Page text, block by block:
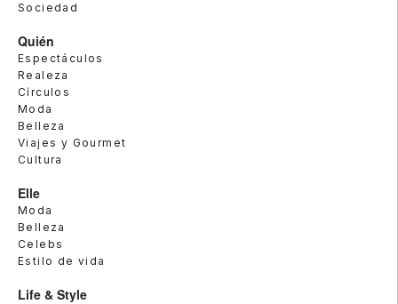
Sociedad
Quién
Espectáculos
Realeza
Círculos
Moda
Belleza
Viajes y Gourmet
Cultura
Elle
Moda
Belleza
Celebs
Estilo de vida
Life & Style